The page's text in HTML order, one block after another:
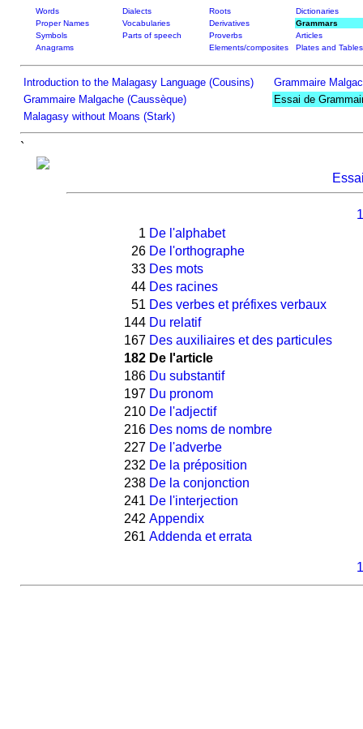
Words Dialects Roots
Dictionaries
Proper Names
Vocabularies Derivatives
Grammars
Symbols
Parts of speech Proverbs
Articles
Anagrams
Elements/composites Plates and Tables
Introduction to the Malagasy Language (Cousins)
Grammaire
Grammaire Malgache (Caussèque)
Essai de
Malagasy without Moans (Stark)
`
1 De l'alphabet
26 De l'orthographe
33 Des mots
44 Des racines
51 Des verbes et préfixes verbaux
144 Du relatif
167 Des auxiliaires et des particules
182 De l'article
186 Du substantif
197 Du pronom
210 De l'adjectif
216 Des noms de nombre
227 De l'adverbe
232 De la préposition
238 De la conjonction
241 De l'interjection
242 Appendix
261 Addenda et errata